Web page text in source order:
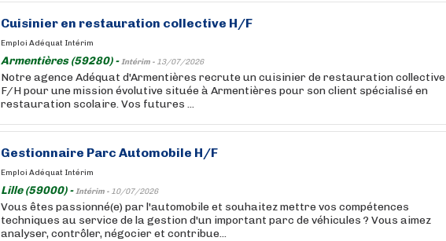
Cuisinier en restauration collective H/F
Emploi Adéquat Intérim
Armentières (59280) -Intérim - 13/07/2026
Notre agence Adéquat d'Armentières recrute un cuisinier de restauration collective
F/H pour une mission évolutive située à Armentières pour son client spécialisé en
restauration scolaire. Vos futures ...
Gestionnaire Parc Automobile H/F
Emploi Adéquat Intérim
Lille (59000) -Intérim - 10/07/2026
Vous êtes passionné(e) par l'automobile et souhaitez mettre vos compétences
techniques au service de la gestion d'un important parc de véhicules ? Vous aimez
analyser, contrôler, négocier et contribue...